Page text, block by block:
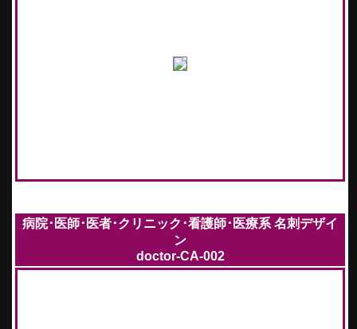
病院･医師･医者･クリニック･看護師･医療系 名刺デザイ
ン
doctor-CA-002